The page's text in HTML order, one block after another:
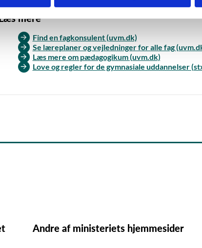
mere
Find en fagkonsulent (uvm.dk)
Se læreplaner og vejledninger for alle fag
Læs mere om pædagogikum (uvm.dk)
Love og regler for de gymnasiale uddannelser
Andre af ministeriets hjemmesider